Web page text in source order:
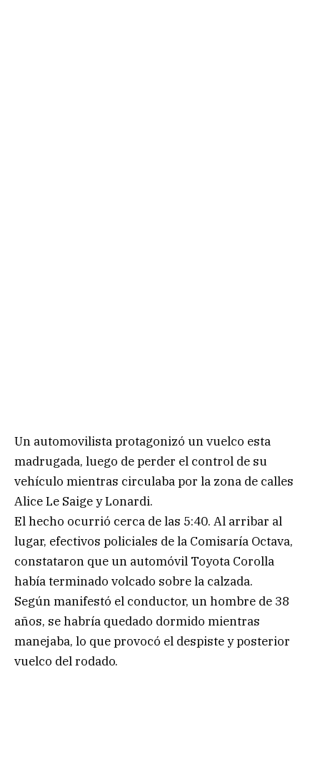
Un automovilista protagonizó un vuelco esta
madrugada, luego de perder el control de su
vehículo mientras circulaba por la zona de calles
Alice Le Saige y Lonardi.
El hecho ocurrió cerca de las 5:40. Al arribar al
lugar, efectivos policiales de la Comisaría Octava,
constataron que un automóvil Toyota Corolla
había terminado volcado sobre la calzada.
Según manifestó el conductor, un hombre de 38
años, se habría quedado dormido mientras
manejaba, lo que provocó el despiste y posterior
vuelco del rodado.